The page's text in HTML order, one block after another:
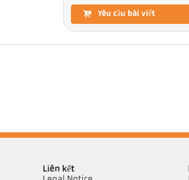
Yêu cầu bài viết
Liên kết